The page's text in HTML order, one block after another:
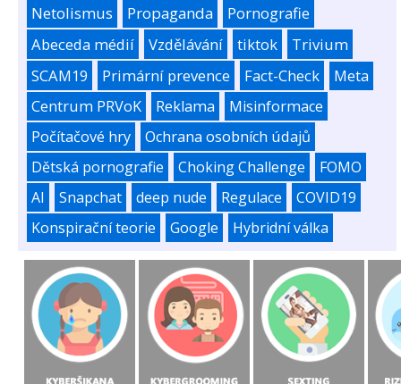
Netolismus Propaganda
Pornografie
Abeceda médií
Vzdělávání tiktok
Trivium
SCAM19
Primární prevence Fact-Check
Meta
Centrum PRVoK
Reklama
Misinformace
Počítačové hry
Ochrana osobních údajů
Dětská pornografie
Choking Challenge
FOMO
AI
Snapchat deep nude Regulace
COVID19
Konspirační teorie
Google Hybridní válka